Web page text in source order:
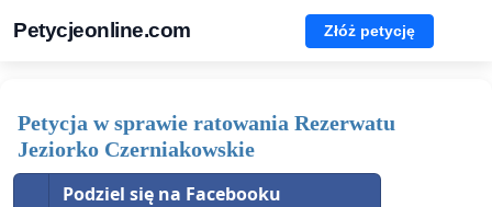
Petycjeonline.com Złóż petycję
Petycja w sprawie ratowania Rezerwatu
Jeziorko Czerniakowskie
Podziel się na Facebooku